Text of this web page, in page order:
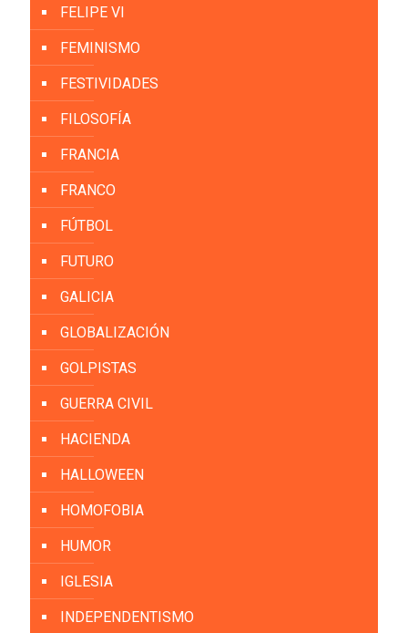
FELIPE VI
FEMINISMO
FESTIVIDADES
FILOSOFÍA
FRANCIA
FRANCO
FÚTBOL
FUTURO
GALICIA
GLOBALIZACIÓN
GOLPISTAS
GUERRA CIVIL
HACIENDA
HALLOWEEN
HOMOFOBIA
HUMOR
IGLESIA
INDEPENDENTISMO